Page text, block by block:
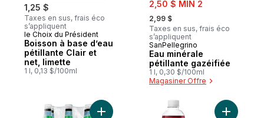
1,25 $
Taxes en sus, frais éco
s’appliquent
Préparé au Canada
le Choix du Président
Boisson à base d’eau
pétillante Clair et
net, limette
1 l, 0,13 $/100ml
2,50 $ MIN 2
, formerly:
2,99 $
Taxes en sus, frais éco
s’appliquent
SanPellegrino
Eau minérale
pétillante gazéifiée
1 l, 0,30 $/100ml
Magasiner Offre
Ajouter Eau minérale pétillante gazéifiée
Ajouter